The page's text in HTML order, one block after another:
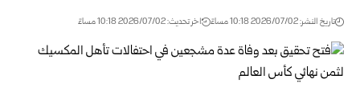
تاريخ النشر: 2026/07/02 10:18 مساءً اخر تحديث: 2026/07/02 10:18 مساءً